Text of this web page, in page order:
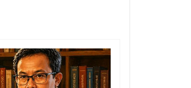
Untuk Menjadi Politisi
7, 2026